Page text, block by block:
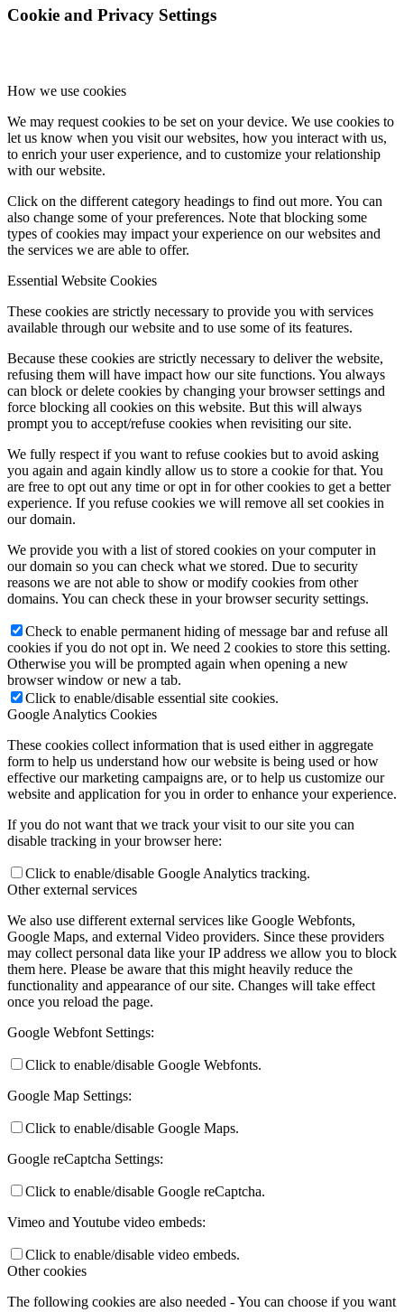
Cookie and Privacy Settings
How we use cookies
We may request cookies to be set on your device. We use cookies to
let us know when you visit our websites, how you interact with us,
to enrich your user experience, and to customize your relationship
with our website.
Click on the different category headings to find out more. You can
also change some of your preferences. Note that blocking some
types of cookies may impact your experience on our websites and
the services we are able to offer.
Essential Website Cookies
These cookies are strictly necessary to provide you with services
available through our website and to use some of its features.
Because these cookies are strictly necessary to deliver the website,
refusing them will have impact how our site functions. You always
can block or delete cookies by changing your browser settings and
force blocking all cookies on this website. But this will always
prompt you to accept/refuse cookies when revisiting our site.
We fully respect if you want to refuse cookies but to avoid asking
you again and again kindly allow us to store a cookie for that. You
are free to opt out any time or opt in for other cookies to get a better
experience. If you refuse cookies we will remove all set cookies in
our domain.
We provide you with a list of stored cookies on your computer in
our domain so you can check what we stored. Due to security
reasons we are not able to show or modify cookies from other
domains. You can check these in your browser security settings.
Check to enable permanent hiding of message bar and refuse all
cookies if you do not opt in. We need 2 cookies to store this setting.
Otherwise you will be prompted again when opening a new
browser window or new a tab.
Click to enable/disable essential site cookies.
Google Analytics Cookies
These cookies collect information that is used either in aggregate
form to help us understand how our website is being used or how
effective our marketing campaigns are, or to help us customize our
website and application for you in order to enhance your experience.
If you do not want that we track your visit to our site you can
disable tracking in your browser here:
Click to enable/disable Google Analytics tracking.
Other external services
We also use different external services like Google Webfonts,
Google Maps, and external Video providers. Since these providers
may collect personal data like your IP address we allow you to block
them here. Please be aware that this might heavily reduce the
functionality and appearance of our site. Changes will take effect
once you reload the page.
Google Webfont Settings:
Click to enable/disable Google Webfonts.
Google Map Settings:
Click to enable/disable Google Maps.
Google reCaptcha Settings:
Click to enable/disable Google reCaptcha.
Vimeo and Youtube video embeds:
Click to enable/disable video embeds.
Other cookies
The following cookies are also needed - You can choose if you want